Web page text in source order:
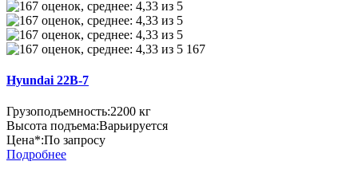
167
Hyundai 22B-7
Грузоподъемность:2200 кг
Высота подъема:Варьируется
Цена*:По запросу
Подробнее